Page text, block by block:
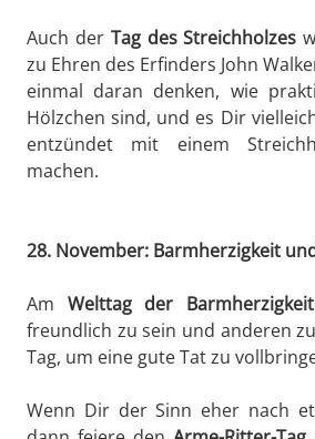
Auch der Tag des Streichholzes
zu Ehren des Erfinders John
einmal daran denken, wie
Hölzchen sind, und es Dir
entzündet mit einem
machen.
28. November: Barmherzigkeit
Am Welttag der Barmherzigkeit
freundlich zu sein und anderen
Tag, um eine gute Tat zu
Wenn Dir der Sinn eher nach